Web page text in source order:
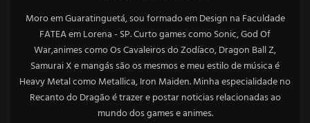
Moro em Guaratinguetá, sou formado em Design na Faculdade
FATEA em Lorena - SP. Curto games como Sonic, God Of
War,animes como Os Cavaleiros do Zodíaco, Dragon Ball Z,
Samurai X e mangás são os mesmos e meu estilo de música é
Heavy Metal como Metallica, Iron Maiden. Minha especialidade no
Recanto do Dragão é trazer e postar noticias relacionadas ao
mundo dos games e animes.